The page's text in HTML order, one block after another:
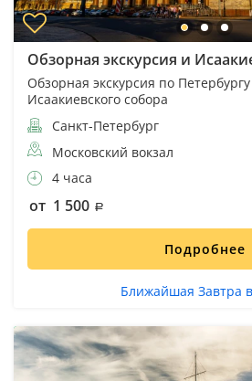
Обзорная экскурсия и
Обзорная экскурсия по
Исаакиевского собора
Санкт-Петербург
Московский вокзал
4 часа
от 1 500
Подробнее
Ближайшая Завтра